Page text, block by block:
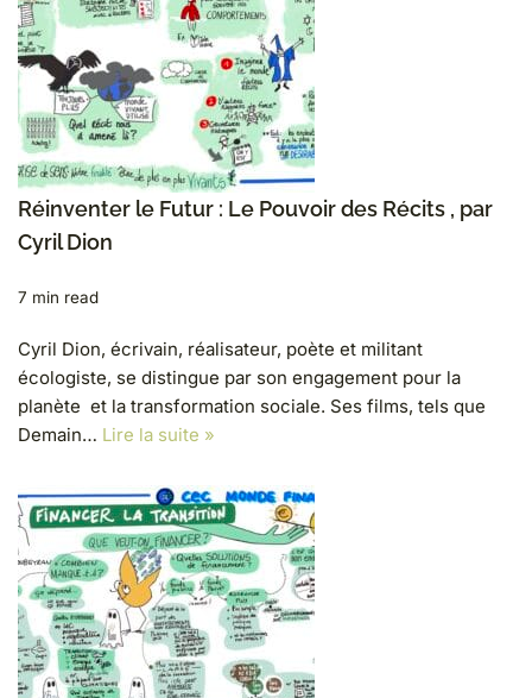
Réinventer le Futur : Le Pouvoir des Récits , par
Cyril Dion
7 min read
Cyril Dion, écrivain, réalisateur, poète et militant
écologiste, se distingue par son engagement pour la
planète et la transformation sociale. Ses films, tels que
Demain… Lire la suite »